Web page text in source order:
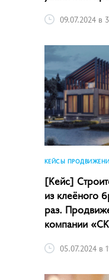
09.07.2024 в
КЕЙСЫ
[Кейс]
из клеёного
раз.
компании
05.07.2024 в